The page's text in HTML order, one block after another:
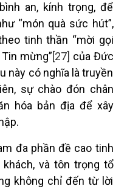
an, kính trọng, để
“món quà sức hút”,
tinh thần “mời gọi
mừng”[27] của Đức
này có nghĩa là truyền
sự chào đón chân
hóa bản địa để xây
đa phần đề cao tinh
và tôn trọng tổ
không chỉ đến từ lời